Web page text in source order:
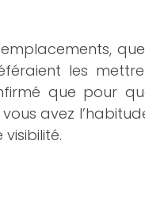
les
que pour
avez